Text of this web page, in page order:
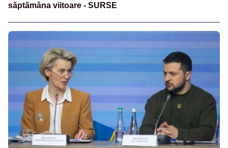
săptămâna viitoare - SURSE